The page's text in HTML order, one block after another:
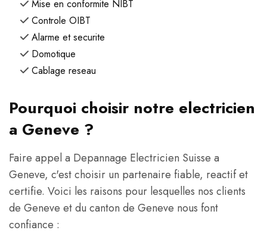
Mise en conformite NIBT
Controle OIBT
Alarme et securite
Domotique
Cablage reseau
Pourquoi choisir notre electricien
a Geneve ?
Faire appel a Depannage Electricien Suisse a
Geneve, c'est choisir un partenaire fiable, reactif et
certifie. Voici les raisons pour lesquelles nos clients
de Geneve et du canton de Geneve nous font
confiance :